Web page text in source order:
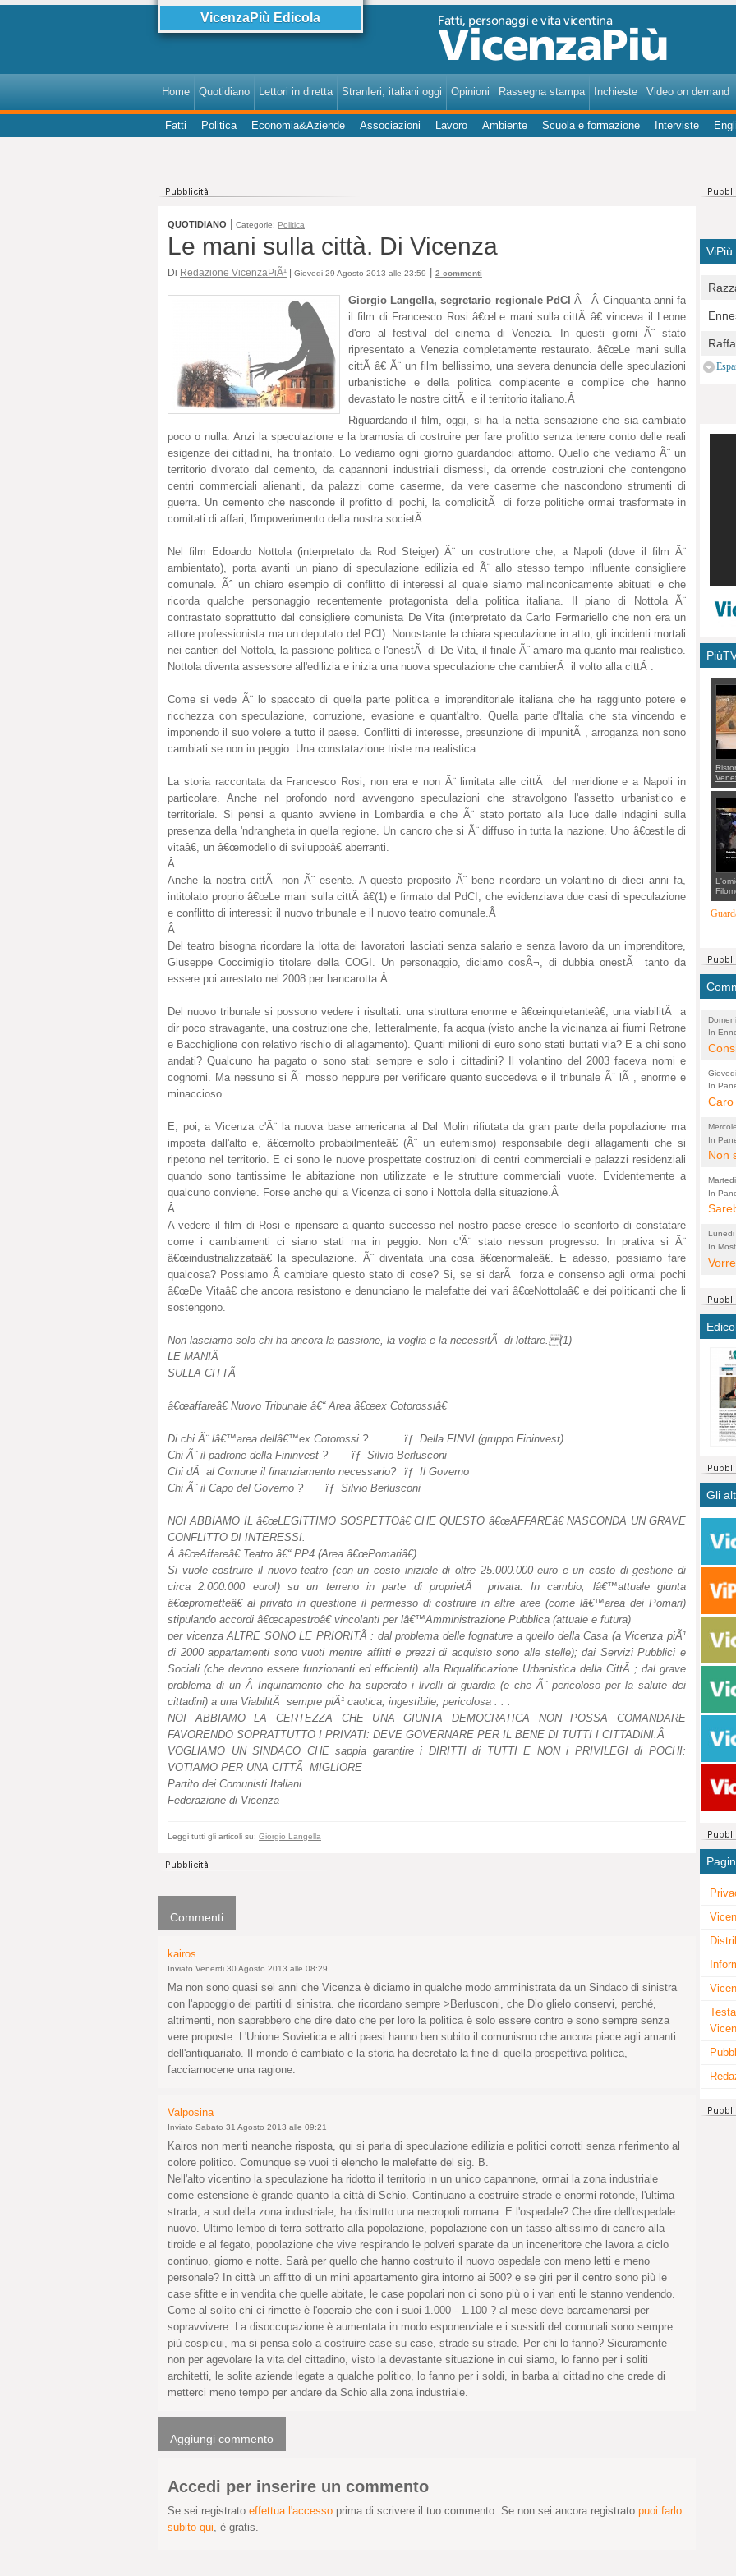
VicenzaPiù Edicola
Home Quotidiano Lettori in diretta StranIeri, italiani oggi Opinioni Rassegna stampa Inchieste Video on demand
Fatti Politica Economia&Aziende Associazioni Lavoro Ambiente Scuola e formazione Interviste
QUOTIDIANO Categorie: Politica
Le mani sulla città. Di Vicenza
Di Redazione VicenzaPiÃ¹ | Giovedi 29 Agosto 2013 alle 23:59 2 commenti
Giorgio Langella, segretario regionale PdCI Â - Â Cinquanta anni fa
il film di Francesco Rosi â€œLe mani sulla cittÃ â€ vinceva il Leone
d'oro al festival del cinema di Venezia. In questi giorni Ã¨ stato
ripresentato a Venezia completamente restaurato. â€œLe mani sulla
cittÃ â€ Ã¨ un film bellissimo, una severa denuncia delle speculazioni
urbanistiche e della politica compiacente e complice che hanno
devastato le nostre cittÃ e il territorio italiano.Â
Riguardando il film, oggi, si ha la netta sensazione che sia cambiato
poco o nulla. Anzi la speculazione e la bramosia di costruire per fare profitto senza tenere conto delle reali
esigenze dei cittadini, ha trionfato. Lo vediamo ogni giorno guardandoci attorno. Quello che vediamo Ã¨ un
territorio divorato dal cemento, da capannoni industriali dismessi, da orrende costruzioni che contengono
centri commerciali alienanti, da palazzi come caserme, da vere caserme che nascondono strumenti di
guerra. Un cemento che nasconde il profitto di pochi, la complicitÃ di forze politiche ormai trasformate in
comitati di affari, l'impoverimento della nostra societÃ .
Nel film Edoardo Nottola (interpretato da Rod Steiger) Ã¨ un costruttore che, a Napoli (dove il film Ã¨
ambientato), porta avanti un piano di speculazione edilizia ed Ã¨ allo stesso tempo influente consigliere
comunale. Ãˆ un chiaro esempio di conflitto di interessi al quale siamo malinconicamente abituati e che
ricorda qualche personaggio recentemente protagonista della politica italiana. Il piano di Nottola Ã¨
contrastato soprattutto dal consigliere comunista De Vita (interpretato da Carlo Fermariello che non era un
attore professionista ma un deputato del PCI). Nonostante la chiara speculazione in atto, gli incidenti mortali
nei cantieri del Nottola, la passione politica e l'onestÃ di De Vita, il finale Ã¨ amaro ma quanto mai realistico.
Nottola diventa assessore all'edilizia e inizia una nuova speculazione che cambierÃ il volto alla cittÃ .
Come si vede Ã¨ lo spaccato di quella parte politica e imprenditoriale italiana che ha raggiunto potere e
ricchezza con speculazione, corruzione, evasione e quant'altro. Quella parte d'Italia che sta vincendo e
imponendo il suo volere a tutto il paese. Conflitti di interesse, presunzione di impunitÃ , arroganza non sono
cambiati se non in peggio. Una constatazione triste ma realistica.
La storia raccontata da Francesco Rosi, non era e non Ã¨ limitata alle cittÃ del meridione e a Napoli in
particolare. Anche nel profondo nord avvengono speculazioni che stravolgono l'assetto urbanistico e
territoriale. Si pensi a quanto avviene in Lombardia e che Ã¨ stato portato alla luce dalle indagini sulla
presenza della 'ndrangheta in quella regione. Un cancro che si Ã¨ diffuso in tutta la nazione. Uno â€œstile di
vitaâ€, un â€œmodello di sviluppoâ€ aberranti.
Â
Anche la nostra cittÃ non Ã¨ esente. A questo proposito Ã¨ bene ricordare un volantino di dieci anni fa,
intitolato proprio â€œLe mani sulla cittÃ â€(1) e firmato dal PdCI, che evidenziava due casi di speculazione
e conflitto di interessi: il nuovo tribunale e il nuovo teatro comunale.Â
Â
Del teatro bisogna ricordare la lotta dei lavoratori lasciati senza salario e senza lavoro da un imprenditore,
Giuseppe Coccimiglio titolare della COGI. Un personaggio, diciamo cosÃ¬, di dubbia onestÃ tanto da
essere poi arrestato nel 2008 per bancarotta.Â
Del nuovo tribunale si possono vedere i risultati: una struttura enorme e â€œinquietanteâ€, una viabilitÃ a
dir poco stravagante, una costruzione che, letteralmente, fa acqua (visto anche la vicinanza ai fiumi Retrone
e Bacchiglione con relativo rischio di allagamento). Quanti milioni di euro sono stati buttati via? E a chi sono
andati? Qualcuno ha pagato o sono stati sempre e solo i cittadini? Il volantino del 2003 faceva nomi e
cognomi. Ma nessuno si Ã¨ mosso neppure per verificare quanto succedeva e il tribunale Ã¨ lÃ , enorme e
minaccioso.
E, poi, a Vicenza c'Ã¨ la nuova base americana al Dal Molin rifiutata da gran parte della popolazione ma
imposta dall'alto e, â€œmolto probabilmenteâ€ (Ã¨ un eufemismo) responsabile degli allagamenti che si
ripetono nel territorio. E ci sono le nuove prospettate costruzioni di centri commerciali e palazzi residenziali
quando sono tantissime le abitazione non utilizzate e le strutture commerciali vuote. Evidentemente a
qualcuno conviene. Forse anche qui a Vicenza ci sono i Nottola della situazione.Â
Â
A vedere il film di Rosi e ripensare a quanto successo nel nostro paese cresce lo sconforto di constatare
come i cambiamenti ci siano stati ma in peggio. Non c'Ã¨ stato nessun progresso. In prativa si Ã¨
â€œindustrializzataâ€ la speculazione. Ãˆ diventata una cosa â€œnormaleâ€. E adesso, possiamo fare
qualcosa? Possiamo Â cambiare questo stato di cose? Si, se si darÃ forza e consenso agli ormai pochi
â€œDe Vitaâ€ che ancora resistono e denunciano le malefatte dei vari â€œNottolaâ€ e dei politicanti che li
sostengono.
Non lasciamo solo chi ha ancora la passione, la voglia e la necessitÃ di lottare. (1)
LE MANIÂ
SULLA CITTÃ
â€œaffareâ€ Nuovo Tribunale â€“ Area â€œex Cotorossiâ€
Di chi Ã¨ lâ€™area dellâ€™ex Cotorossi ?
ïƒ Della FINVI (gruppo Fininvest)
Chi Ã¨ il padrone della Fininvest ?
ïƒ Silvio Berlusconi
Chi dÃ al Comune il finanziamento necessario?
ïƒ Il Governo
Chi Ã¨ il Capo del Governo ?
ïƒ Silvio Berlusconi
NOI ABBIAMO IL â€œLEGITTIMO SOSPETTOâ€ CHE QUESTO â€œAFFAREâ€ NASCONDA UN GRAVE
CONFLITTO DI INTERESSI.
Â â€œAffareâ€ Teatro â€“ PP4 (Area â€œPomariâ€)
Si vuole costruire il nuovo teatro (con un costo iniziale di oltre 25.000.000 euro e un costo di gestione di
circa 2.000.000 euro!) su un terreno in parte di proprietÃ privata. In cambio, lâ€™attuale giunta
â€œprometteâ€ al privato in questione il permesso di costruire in altre aree (come lâ€™area dei Pomari)
stipulando accordi â€œcapestroâ€ vincolanti per lâ€™Amministrazione Pubblica (attuale e futura)
per vicenza ALTRE SONO LE PRIORITÃ : dal problema delle fognature a quello della Casa (a Vicenza piÃ¹
di 2000 appartamenti sono vuoti mentre affitti e prezzi di acquisto sono alle stelle); dai Servizi Pubblici e
Sociali (che devono essere funzionanti ed efficienti) alla Riqualificazione Urbanistica della CittÃ ; dal grave
problema di un Â Inquinamento che ha superato i livelli di guardia (e che Ã¨ pericoloso per la salute dei
cittadini) a una ViabilitÃ sempre piÃ¹ caotica, ingestibile, pericolosa . . .
NOI ABBIAMO LA CERTEZZA CHE UNA GIUNTA DEMOCRATICA NON POSSA COMANDARE
FAVORENDO SOPRATTUTTO I PRIVATI: DEVE GOVERNARE PER IL BENE DI TUTTI I CITTADINI.Â
VOGLIAMO UN SINDACO CHE sappia garantire i DIRITTI di TUTTI E NON i PRIVILEGI di POCHI:
VOTIAMO PER UNA CITTÃ MIGLIORE
Partito dei Comunisti Italiani
Federazione di Vicenza
Leggi tutti gli articoli su: Giorgio Langella
Commenti
kairos
Inviato Venerdi 30 Agosto 2013 alle 08:29
Ma non sono quasi sei anni che Vicenza è diciamo in qualche modo amministrata da un Sindaco di sinistra
con l'appoggio dei partiti di sinistra. che ricordano sempre >Berlusconi, che Dio glielo conservi, perché,
altrimenti, non saprebbero che dire dato che per loro la politica è solo essere contro e sono sempre senza
vere proposte. L'Unione Sovietica e altri paesi hanno ben subito il comunismo che ancora piace agli amanti
dell'antiquariato. Il mondo è cambiato e la storia ha decretato la fine di quella prospettiva politica,
facciamocene una ragione.
Valposina
Inviato Sabato 31 Agosto 2013 alle 09:21
Kairos non meriti neanche risposta, qui si parla di speculazione edilizia e politici corrotti senza riferimento al
colore politico. Comunque se vuoi ti elencho le malefatte del sig. B.
Nell'alto vicentino la speculazione ha ridotto il territorio in un unico capannone, ormai la zona industriale
come estensione è grande quanto la città di Schio. Continuano a costruire strade e enormi rotonde, l'ultima
strada, a sud della zona industriale, ha distrutto una necropoli romana. E l'ospedale? Che dire dell'ospedale
nuovo. Ultimo lembo di terra sottratto alla popolazione, popolazione con un tasso altissimo di cancro alla
tiroide e al fegato, popolazione che vive respirando le polveri sparate da un inceneritore che lavora a ciclo
continuo, giorno e notte. Sarà per quello che hanno costruito il nuovo ospedale con meno letti e meno
personale? In città un affitto di un mini appartamento gira intorno ai 500? e se giri per il centro sono più le
case sfitte e in vendita che quelle abitate, le case popolari non ci sono più o i vari enti le stanno vendendo.
Come al solito chi ci rimette è l'operaio che con i suoi 1.000 - 1.100 ? al mese deve barcamenarsi per
sopravvivere. La disoccupazione è aumentata in modo esponenziale e i sussidi del comunali sono sempre
più cospicui, ma si pensa solo a costruire case su case, strade su strade. Per chi lo fanno? Sicuramente
non per agevolare la vita del cittadino, visto la devastante situazione in cui siamo, lo fanno per i soliti
architetti, le solite aziende legate a qualche politico, lo fanno per i soldi, in barba al cittadino che crede di
metterci meno tempo per andare da Schio alla zona industriale.
Aggiungi commento
Accedi per inserire un commento
Se sei registrato effettua l'accesso prima di scrivere il tuo commento. Se non sei ancora registrato puoi farlo
subito qui , è gratis.
ViPiù
per
E
con
In
per
che
qui
PER
In
Caro
sono
(non
dal
Ora
la
ma
pace
fatto
In
Non
la
a
dei
In
città,
In
di
e
alta
Gli